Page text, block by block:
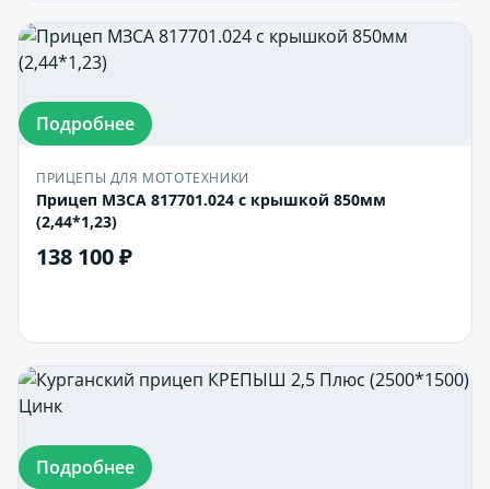
Подробнее
ПРИЦЕПЫ ДЛЯ МОТОТЕХНИКИ
Прицеп МЗСА 817701.024 с крышкой 850мм
(2,44*1,23)
138 100 ₽
Подробнее